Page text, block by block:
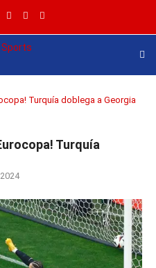
Turquía doblega a Georgia
Turquía